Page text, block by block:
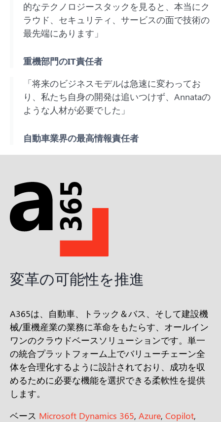
的なテクノロジースタックを見ると、本当にク
ラウド、セキュリティ、サービスの面で技術の
最先端にあります」
重機部門のIT責任者
「将来のビジネスモデルは急速に変わってお
り、私たち自身の開発は追いつけず、Annataの
ような人材が必要でした」
自動車業界の最高情報責任者
変革の可能性を推進
A365は、自動車、トラック＆バス、そして建設機
械/重機産業の業務に革命をもたらす、オールイン
ワンのクラウドベースソリューションです。単一
の統合プラットフォーム上でバリューチェーン全
体を合理化するように設計されており、成功を収
めるために必要な機能を選択できる柔軟性を提供
します。
ベース Microsoft Dynamics 365, Azure, Copilot,